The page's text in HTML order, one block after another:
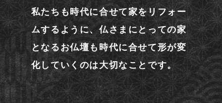
私たちも時代に合せて家をリフォー
ムするように、仏さまにとっての家
となるお仏壇も時代に合せて形が変
化していくのは大切なことです。